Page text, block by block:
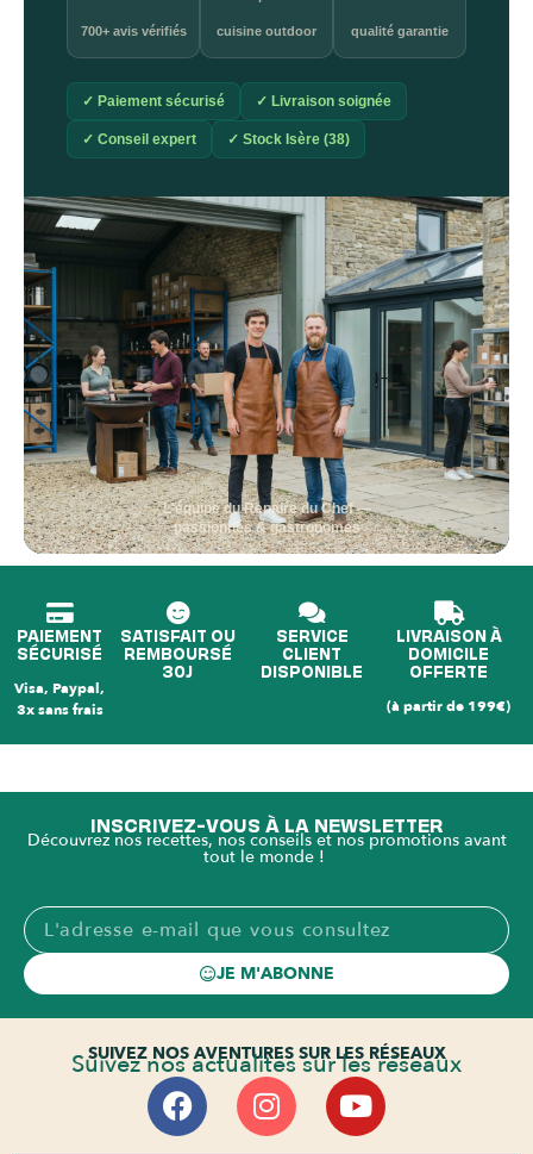
700+ avis vérifiés cuisine outdoor qualité garantie
✓ Paiement sécurisé ✓ Livraison soignée
✓ Conseil expert ✓ Stock Isère (38)
L'équipe du Repaire du Chef —
passionnés & gastronomes
PAIEMENT
SÉCURISÉ
Visa, Paypal,
3x sans frais
SATISFAIT OU
REMBOURSÉ
30J
SERVICE
CLIENT
DISPONIBLE
LIVRAISON À
DOMICILE
OFFERTE
(à partir de 199€)
INSCRIVEZ-VOUS À LA NEWSLETTER
Découvrez nos recettes, nos conseils et nos promotions avant
tout le monde !
JE M'ABONNE
SUIVEZ NOS AVENTURES SUR LES RÉSEAUX
Suivez nos actualités sur les réseaux